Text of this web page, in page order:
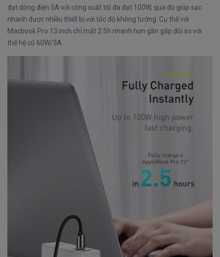
đạt dòng điện 5A với công suất tối đa đạt 100W, qua đó giúp sạc
nhanh được nhiều thiết bị với tốc độ không tưởng. Cụ thể với
Macbook Pro 13 inch chỉ mất 2.5h nhanh hơn gần gấp đôi so với
thế hệ cũ 60W/3A.